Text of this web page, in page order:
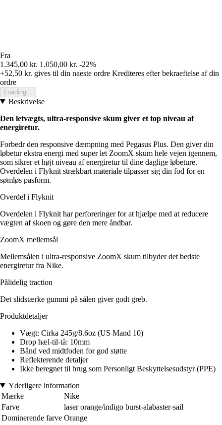
Fra
1.345,00 kr. 1.050,00 kr. -22%
+52,50 kr. gives til din naeste ordre Krediteres efter bekraeftelse af din
ordre
Loading...
Beskrivelse
Den letvægts, ultra-responsive skum giver et top niveau af
energiretur.
Forbedr den responsive dæmpning med Pegasus Plus. Den giver din
løbetur ekstra energi med super let ZoomX skum hele vejen igennem,
som sikrer et højt niveau af energiretur til dine daglige løbeture.
Overdelen i Flyknit strækbart materiale tilpasser sig din fod for en
sømløs pasform.
Overdel i Flyknit
Overdelen i Flyknit har perforeringer for at hjælpe med at reducere
vægten af skoen og gøre den mere åndbar.
ZoomX mellemsål
Mellemsålen i ultra-responsive ZoomX skum tilbyder det bedste
energiretur fra Nike.
Pålidelig traction
Det slidstærke gummi på sålen giver godt greb.
Produktdetaljer
Vægt: Cirka 245g/8.6oz (US Mand 10)
Drop hæl-til-tå: 10mm
Bånd ved midtfoden for god støtte
Reflekterende detaljer
Ikke beregnet til brug som Personligt Beskyttelsesudstyr (PPE)
Yderligere information
Mærke
Nike
Farve
laser orange/indigo burst-alabaster-sail
Dominerende farve Orange